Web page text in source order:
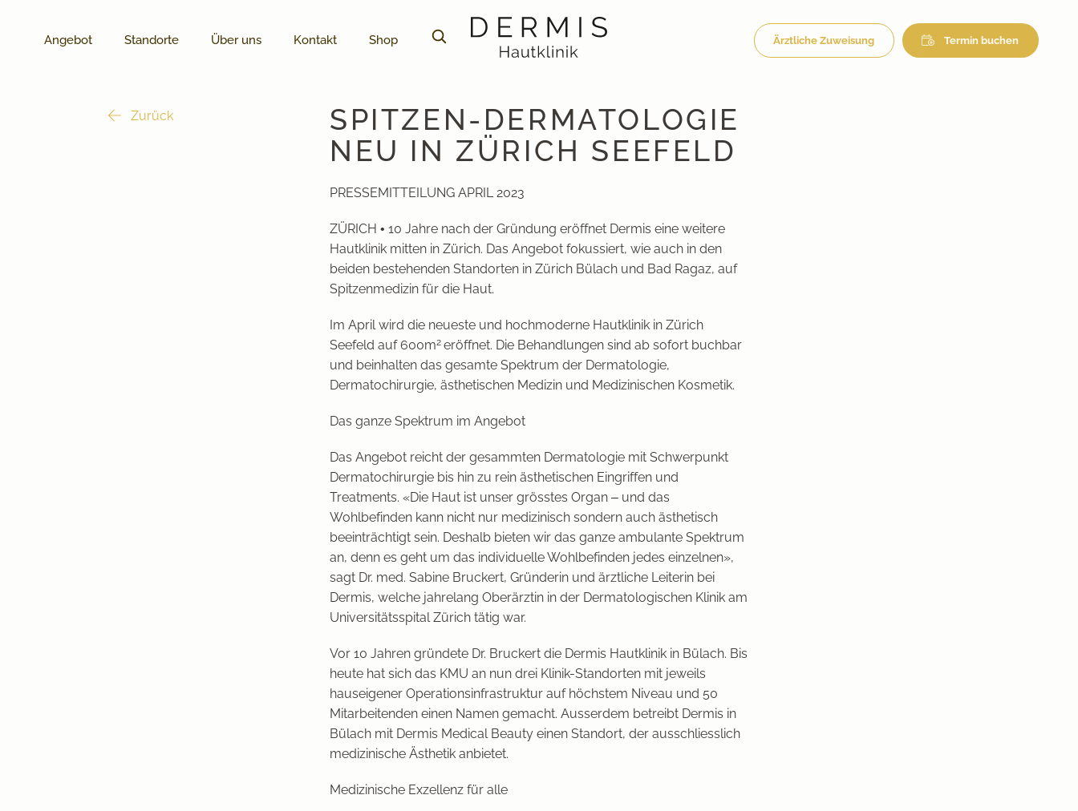
Zurück
SPITZEN-DERMATOLOGIE
NEU IN ZÜRICH SEEFELD
PRESSEMITTEILUNG APRIL 2023
ZÜRICH • 10 Jahre nach der Gründung eröffnet Dermis eine weitere
Hautklinik mitten in Zürich. Das Angebot fokussiert, wie auch in den
beiden bestehenden Standorten in Zürich Bülach und Bad Ragaz, auf
Spitzenmedizin für die Haut.
Im April wird die neueste und hochmoderne Hautklinik in Zürich
Seefeld auf 600m2 eröffnet. Die Behandlungen sind ab sofort buchbar
und beinhalten das gesamte Spektrum der Dermatologie,
Dermatochirurgie, ästhetischen Medizin und Medizinischen Kosmetik.
Das ganze Spektrum im Angebot
Das Angebot reicht der gesammten Dermatologie mit Schwerpunkt
Dermatochirurgie bis hin zu rein ästhetischen Eingriffen und
Treatments. «Die Haut ist unser grösstes Organ – und das
Wohlbefinden kann nicht nur medizinisch sondern auch ästhetisch
beeinträchtigt sein. Deshalb bieten wir das ganze ambulante Spektrum
an, denn es geht um das individuelle Wohlbefinden jedes einzelnen»,
sagt Dr. med. Sabine Bruckert, Gründerin und ärztliche Leiterin bei
Dermis, welche jahrelang Oberärztin in der Dermatologischen Klinik am
Universitätsspital Zürich tätig war.
Vor 10 Jahren gründete Dr. Bruckert die Dermis Hautklinik in Bülach. Bis
heute hat sich das KMU an nun drei Klinik-Standorten mit jeweils
hauseigener Operationsinfrastruktur auf höchstem Niveau und 50
Mitarbeitenden einen Namen gemacht. Ausserdem betreibt Dermis in
Bülach mit Dermis Medical Beauty einen Standort, der ausschliesslich
medizinische Ästhetik anbietet.
Medizinische Exzellenz für alle
Ärztliche Zuweisung Termin buchen
Angebot Standorte Über uns Kontakt Shop